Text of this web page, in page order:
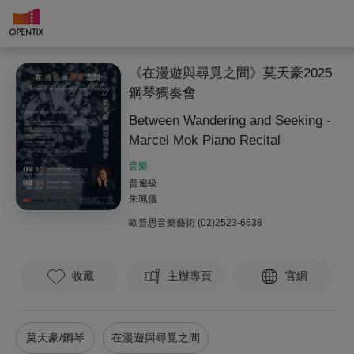
《在漫遊與尋覓之間》莫天豪2025
鋼琴獨奏會
Between Wandering and Seeking -
Marcel Mok Piano Recital
音樂
普遍級
朱珮儀
歐普思音樂藝術 (02)2523-6638
收藏 主辦專頁 官網
莫天豪/鋼琴 在漫遊與尋覓之間